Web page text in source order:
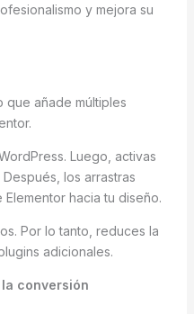
y mejora su
que añade múltiples
Luego, activas
los arrastras
hacia tu diseño.
Por lo tanto, reduces la
adicionales.
conversión